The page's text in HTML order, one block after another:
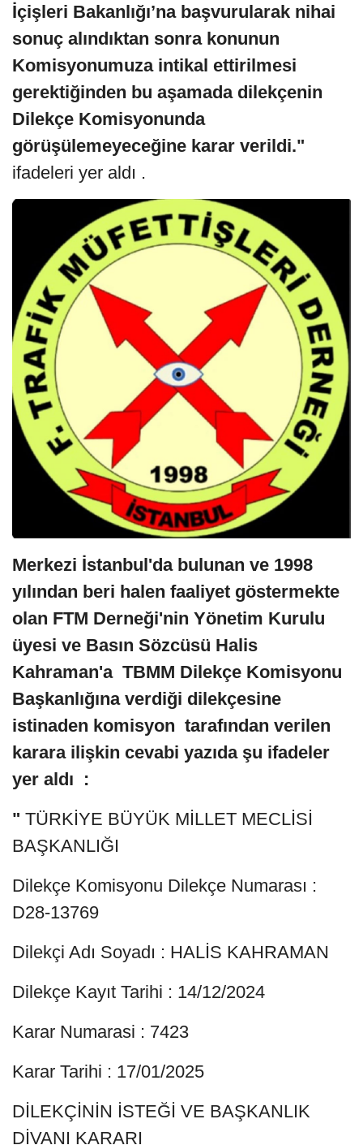
İçişleri Bakanlığı’na başvurularak nihai
sonuç alındıktan sonra konunun
Komisyonumuza intikal ettirilmesi
gerektiğinden bu aşamada dilekçenin
Dilekçe Komisyonunda
görüşülemeyeceğine karar verildi."
ifadeleri yer aldı .
Merkezi İstanbul'da bulunan ve 1998
yılından beri halen faaliyet göstermekte
olan FTM Derneği'nin Yönetim Kurulu
üyesi ve Basın Sözcüsü Halis
Kahraman'a TBMM Dilekçe Komisyonu
Başkanlığına verdiği dilekçesine
istinaden komisyon tarafından verilen
karara ilişkin cevabi yazıda şu ifadeler
yer aldı :
" TÜRKİYE BÜYÜK MİLLET MECLİSİ
BAŞKANLIĞI
Dilekçe Komisyonu Dilekçe Numarası :
D28-13769
Dilekçi Adı Soyadı : HALİS KAHRAMAN
Dilekçe Kayıt Tarihi : 14/12/2024
Karar Numarasi : 7423
Karar Tarihi : 17/01/2025
DİLEKÇİNİN İSTEĞİ VE BAŞKANLIK
DİVANI KARARI